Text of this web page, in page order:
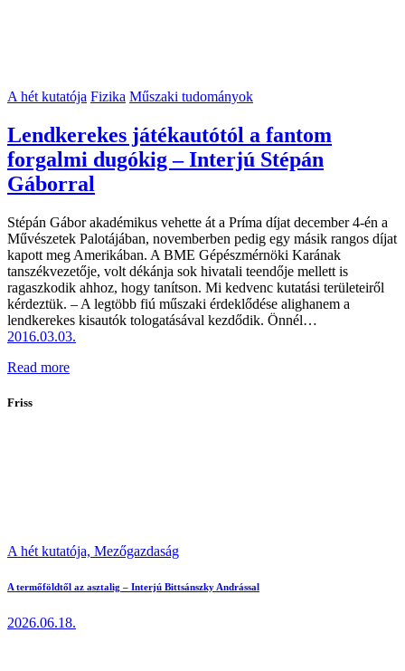
A hét kutatója Fizika Műszaki tudományok
Lendkerekes játékautótól a fantom
forgalmi dugókig – Interjú Stépán
Gáborral
Stépán Gábor akadémikus vehette át a Príma díjat december 4-én a
Művészetek Palotájában, novemberben pedig egy másik rangos díjat
kapott meg Amerikában. A BME Gépészmérnöki Karának
tanszékvezetője, volt dékánja sok hivatali teendője mellett is
ragaszkodik ahhoz, hogy tanítson. Mi kedvenc kutatási területeiről
kérdeztük. – A legtöbb fiú műszaki érdeklődése alighanem a
lendkerekes kisautók tologatásával kezdődik. Önnél…
2016.03.03.
Read more
Friss
A hét kutatója, Mezőgazdaság
A termőföldtől az asztalig – Interjú Bittsánszky Andrással
2026.06.18.